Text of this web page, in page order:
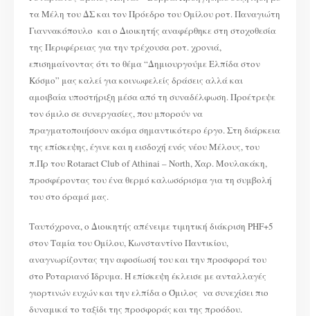
τα Μέλη του ΔΣ και τον Πρόεδρο του Ομίλου ροτ. Παναγιώτη
Γιαννακόπουλο και ο Διοικητής αναφέρθηκε στη στοχοθεσία
της Περιφέρειας για την τρέχουσα ροτ. χρονιά,
επισημαίνοντας ότι το θέμα “Δημιουργούμε Ελπίδα στον
Κόσμο” μας καλεί για κοινωφελείς δράσεις αλλά και
αμοιβαία υποστήριξη μέσα από τη συναδέλφωση. Προέτρεψε
τον όμιλο σε συνεργασίες, που μπορούν να
πραγματοποιήσουν ακόμα σημαντικότερο έργο. Στη διάρκεια
της επίσκεψης, έγινε και η εισδοχή ενός νέου Μέλους, του
π.Πρ του Rotaract Club of Athinai – North, Χαρ. Μουλακάκη,
προσφέροντας του ένα θερμό καλωσόρισμα για τη συμβολή
του στο όραμά μας.
Ταυτόχρονα, ο Διοικητής απένειμε τιμητική διάκριση PHF+5
στον Ταμία του Ομίλου, Κωνσταντίνο Παντικίου,
αναγνωρίζοντας την αφοσίωσή του και την προσφορά του
στο Ροταριανό Ίδρυμα. Η επίσκεψη έκλεισε με ανταλλαγές
γιορτινών ευχών και την ελπίδα ο Όμιλος να συνεχίσει πιο
δυναμικά το ταξίδι της προσφοράς και της προόδου.